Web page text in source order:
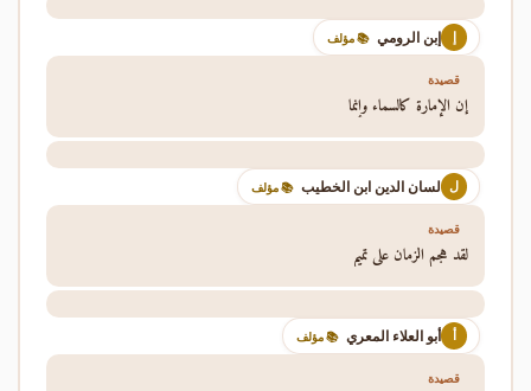
إ إبن الرومي 📚 مؤلف
قصيدة
إن الإمارة كالسماء وإنما
ل لسان الدين ابن الخطيب 📚 مؤلف
قصيدة
لقد هجم الزمان على تميم
أ أبو العلاء المعري 📚 مؤلف
قصيدة